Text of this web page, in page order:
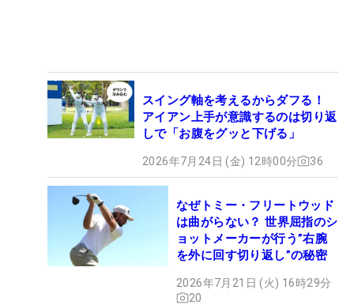
スイング軸を考えるからダフる！
アイアン上手が意識するのは切り返
しで「お腹をグッと下げる」
2026年7月24日 (金) 12時00分 36
なぜトミー・フリートウッド
は曲がらない？ 世界屈指のシ
ョットメーカーが行う”右腕
を外に回す切り返し”の秘密
2026年7月21日 (火) 16時29分
20